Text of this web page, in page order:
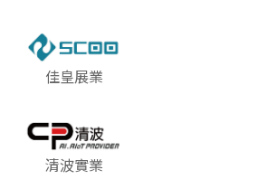
佳皇展業
清波實業